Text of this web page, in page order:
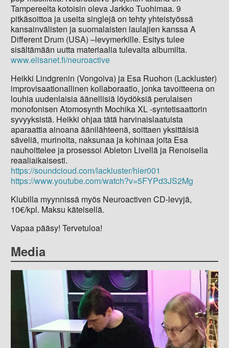
Tampereelta kotoisin oleva Jarkko Tuohimaa. 9
pitkäsoittoa ja useita singlejä on tehty yhteistyössä
kansainvälisten ja suomalaisten laulajien kanssa A
Different Drum (USA) –levymerkille. Esitys tulee
sisältämään uutta materiaalia tulevalta albumilta.
www.elisanet.fi/neuroactive
Heikki Lindgrenin (Vongoiva) ja Esa Ruohon (Lackluster)
improvisaationallinen kollaboraatio, jonka tavoitteena on
louhia uudenlaisia äänellisiä löydöksiä perulaisen
monofonisen Atomosynth Mochika XL -syntetisaattorin
syvyyksistä. Heikki ohjaa tätä harvinaislaatuista
aparaattia ainoana äänilähteenä, soittaen yksittäisiä
säveliä, murinoita, naksunaa ja kohinaa joita Esa
nauhoittelee ja prosessoi Ableton Livellä ja Renoisella
reaaliaikaisesti.
https://soundcloud.com/lackluster/hler001
https://www.youtube.com/watch?v=5FYPd3JS2Mg
Klubilla myynnissä myös Neuroactiven CD-levyjä,
10€/kpl. Maksu käteisellä.
Vapaa pääsy! Tervetuloa!
Media